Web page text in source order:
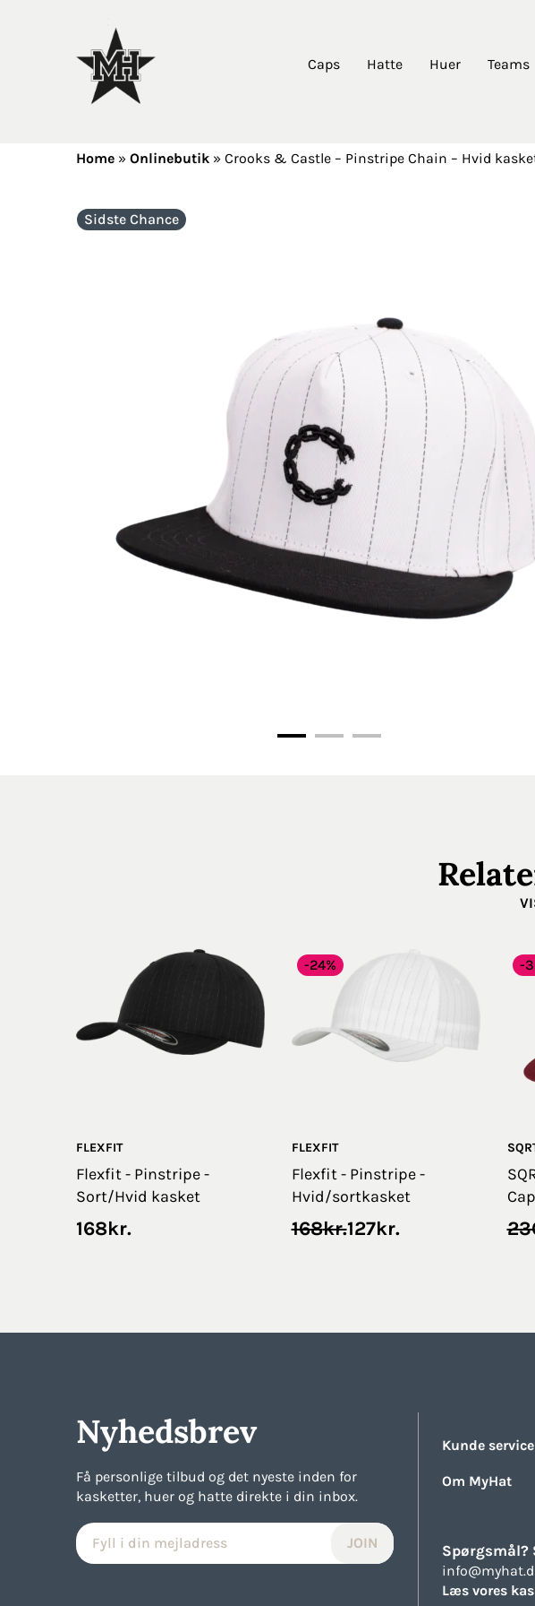
Caps Hatte Huer Teams
Home» Onlinebutik» Crooks & Castle – Pinstripe Chain – Hvid
Sidste Chance
FLEXFIT
Flexfit - Pinstripe -
Sort/Hvid kasket
168kr.
-24%
FLEXFIT
Flexfit - Pinstripe -
Hvid/sortkasket
168kr.
Original
127kr.
Current
-
Nyhedsbrev
Få personlige tilbud og det nyeste inden for
kasketter, huer og hatte direkte i din inbox.
Kunde service
Om MyHat
Spørgsmål?
Læs vores